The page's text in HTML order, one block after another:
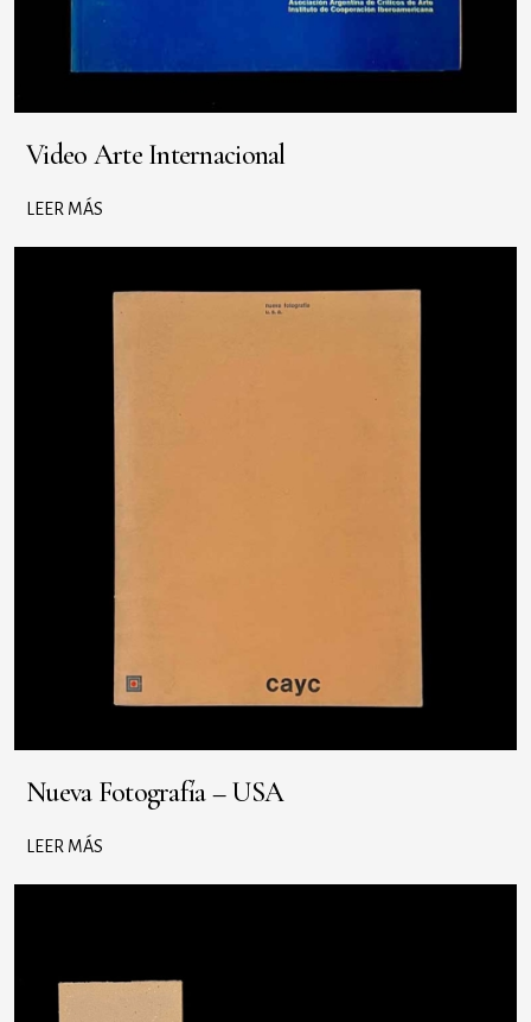
Video Arte Internacional
LEER MÁS
Nueva Fotografía – USA
LEER MÁS